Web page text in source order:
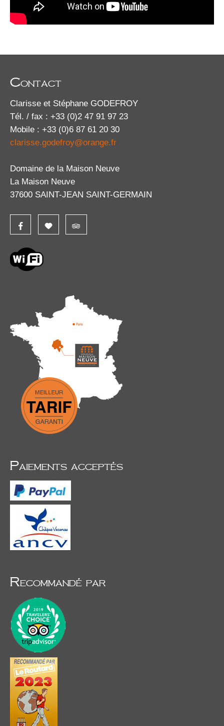
Contact
Clarisse et Stéphane GODEFROY
Tél. / fax : +33 (0)2 47 91 97 23
Mobile : +33 (0)6 87 61 20 30
clarisse.godefroy@orange.fr
Domaine de la Maison Neuve
La Maison Neuve
37600 SAINT-JEAN SAINT-GERMAIN
Paiements acceptés
Recommandé par